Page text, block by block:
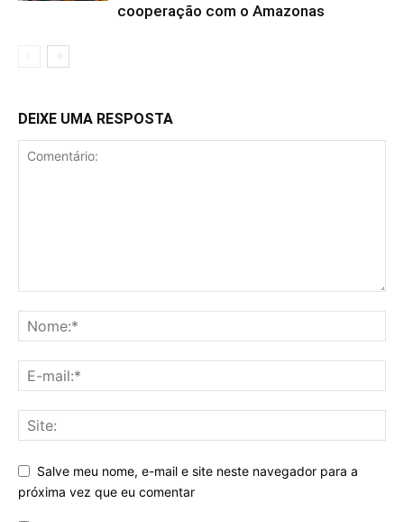
cooperação com o Amazonas
DEIXE UMA RESPOSTA
Salve meu nome, e-mail e site neste navegador para a
próxima vez que eu comentar